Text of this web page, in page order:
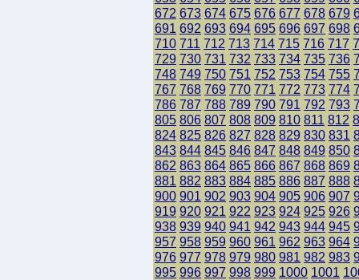
672 673 674 675 676 677 678 679
691 692 693 694 695 696 697 698
710 711 712 713 714 715 716 717
729 730 731 732 733 734 735 736
748 749 750 751 752 753 754 755
767 768 769 770 771 772 773 774
786 787 788 789 790 791 792 793
805 806 807 808 809 810 811 812
824 825 826 827 828 829 830 831
843 844 845 846 847 848 849 850
862 863 864 865 866 867 868 869
881 882 883 884 885 886 887 888
900 901 902 903 904 905 906 907
919 920 921 922 923 924 925 926
938 939 940 941 942 943 944 945
957 958 959 960 961 962 963 964
976 977 978 979 980 981 982 983
995 996 997 998 999 1000 1001